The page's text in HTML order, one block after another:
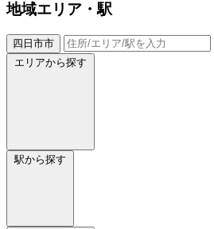
地域エリア・駅
四日市市
エリアから探す
駅から探す